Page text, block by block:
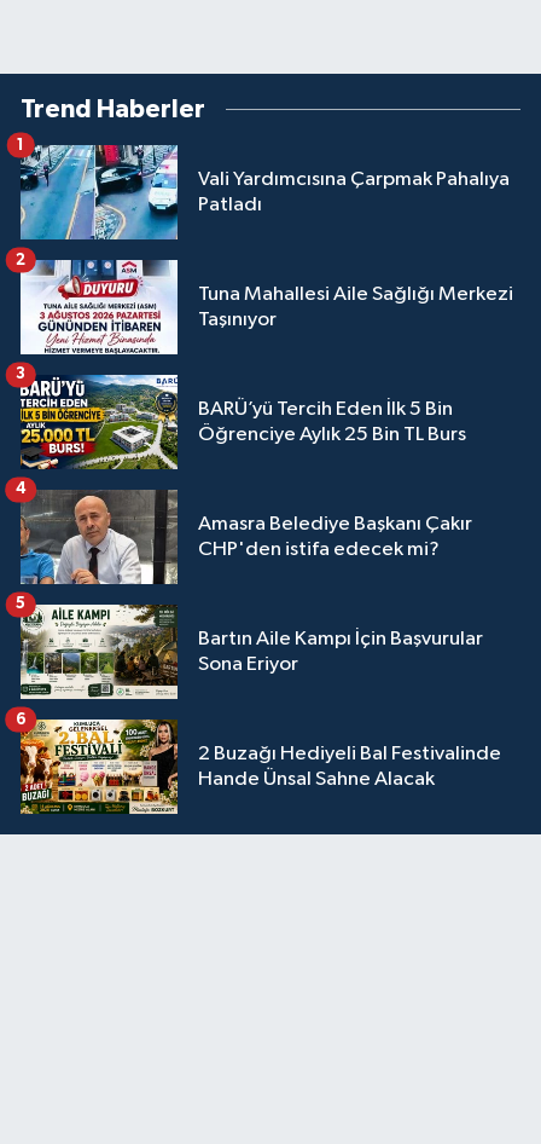
Trend Haberler
Vali Yardımcısına Çarpmak Pahalıya
Patladı
1
Tuna Mahallesi Aile Sağlığı Merkezi
Taşınıyor
2
BARÜ’yü Tercih Eden İlk 5 Bin
Öğrenciye Aylık 25 Bin TL Burs
3
Amasra Belediye Başkanı Çakır
CHP'den istifa edecek mi?
4
Bartın Aile Kampı İçin Başvurular
Sona Eriyor
5
2 Buzağı Hediyeli Bal Festivalinde
Hande Ünsal Sahne Alacak
6